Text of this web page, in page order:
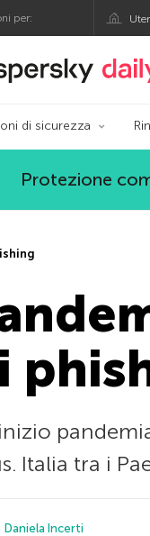
per:
Blog
di sicurezza
Protezione
Italia tra i
Daniela Incerti